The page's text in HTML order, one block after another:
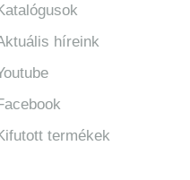
híreink
termékek